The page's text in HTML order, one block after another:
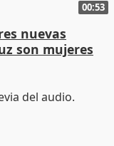
00:53
nuevas
son mujeres